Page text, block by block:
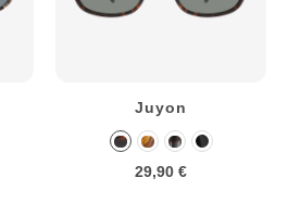
Juyon
29,90 €